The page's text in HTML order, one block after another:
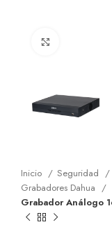
Inicio Seguridad
Grabadores Dahua
Grabador Análogo